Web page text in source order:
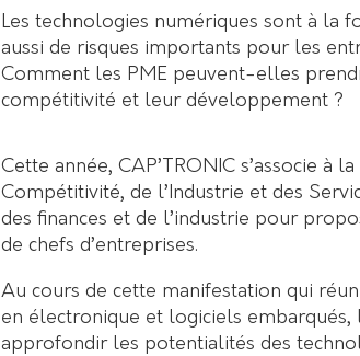
Les technologies numériques sont à la
aussi de risques importants pour les
Comment les PME peuvent-elles
compétitivité et leur développement ?
Cette année, CAP’TRONIC s’associe à
Compétitivité, de l’Industrie et des
des finances et de l’industrie pour
de chefs d’entreprises.
Au cours de cette manifestation qui
en électronique et logiciels
approfondir les potentialités des